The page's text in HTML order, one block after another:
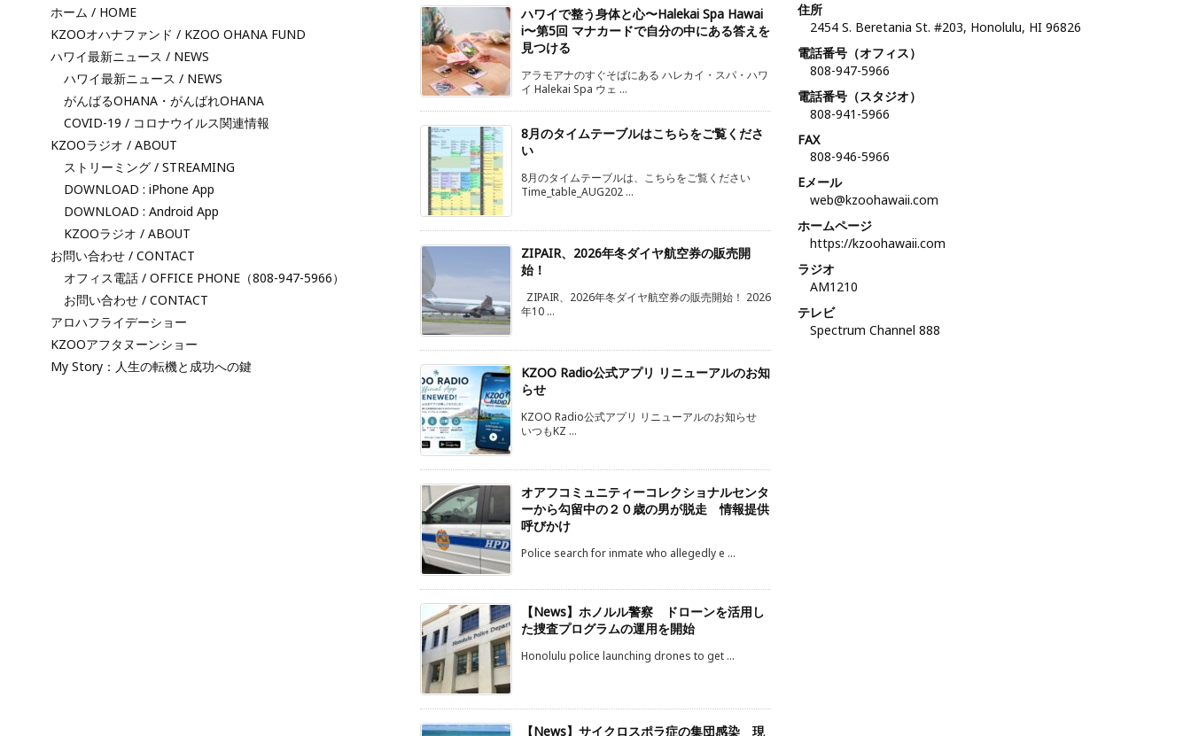
ホーム / HOME
KZOOオハナファンド / KZOO OHANA FUND
ハワイ最新ニュース / NEWS
ハワイ最新ニュース / NEWS
がんばるOHANA・がんばれOHANA
COVID-19 / コロナウイルス関連情報
KZOOラジオ / ABOUT
ストリーミング / STREAMING
DOWNLOAD : iPhone App
DOWNLOAD : Android App
KZOOラジオ / ABOUT
お問い合わせ / CONTACT
オフィス電話 / OFFICE PHONE（808-947-5966）
お問い合わせ / CONTACT
アロハフライデーショー
KZOOアフタヌーンショー
My Story：人生の転機と成功への鍵
ハワイで整う身体と心〜Halekai Spa Hawai
i〜第5回 マナカードで自分の中にある答えを
見つける
アラモアナのすぐそばにある ハレカイ・スパ・ハワ
イ Halekai Spa ウェ ...
8月のタイムテーブルはこちらをご覧くださ
い
8月のタイムテーブルは、こちらをご覧ください
Time_table_AUG202 ...
ZIPAIR、2026年冬ダイヤ航空券の販売開
始！
ZIPAIR、2026年冬ダイヤ航空券の販売開始！ 2026
年10 ...
KZOO Radio公式アプリ リニューアルのお知
らせ
KZOO Radio公式アプリ リニューアルのお知らせ
いつもKZ ...
オアフコミュニティーコレクショナルセンタ
ーから勾留中の２０歳の男が脱走 情報提供
呼びかけ
Police search for inmate who allegedly e ...
【News】ホノルル警察 ドローンを活用し
た捜査プログラムの運用を開始
Honolulu police launching drones to get ...
【News】サイクロスポラ症の集団感染 現
住所
2454 S. Beretania St. #203, Honolulu, HI 96826
電話番号（オフィス）
808-947-5966
電話番号（スタジオ）
808-941-5966
FAX
808-946-5966
Eメール
web@kzoohawaii.com
ホームページ
https://kzoohawaii.com
ラジオ
AM1210
テレビ
Spectrum Channel 888